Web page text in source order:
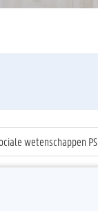
wetenschappen PS